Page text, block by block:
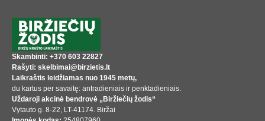
Skambinti: +370 603 22827
Rašyti: skelbimai@birzietis.lt
Laikraštis leidžiamas nuo 1945 metų,
du kartus per savaitę: antradieniais ir penktadieniais.
Uždaroji akcinė bendrovė „Biržiečių žodis“
Vytauto g. 8-22, LT-41174. Biržai